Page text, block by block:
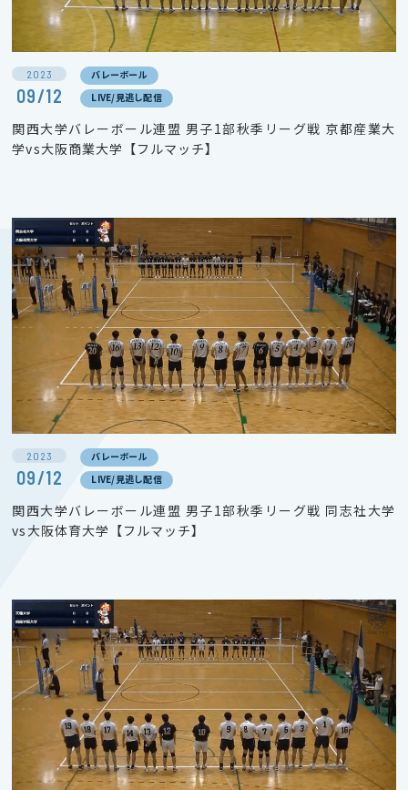
2023
09/12
バレーボール
LIVE/見逃し配信
関西大学バレーボール連盟 男子1部秋季リーグ戦 京都産業大
学vs大阪商業大学【フルマッチ】
2023
09/12
バレーボール
LIVE/見逃し配信
関西大学バレーボール連盟 男子1部秋季リーグ戦 同志社大学
vs大阪体育大学【フルマッチ】